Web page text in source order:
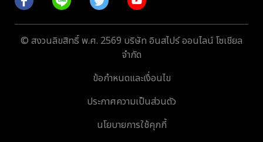
© สงวนลิขสิทธิ์ พ.ศ. 2569 บริษัท อินสไปร์ ออนไลน์ โซเชียล
จำกัด
ข้อกำหนดและเงื่อนไข
ประกาศความเป็นส่วนตัว
นโยบายการใช้คุกกี้